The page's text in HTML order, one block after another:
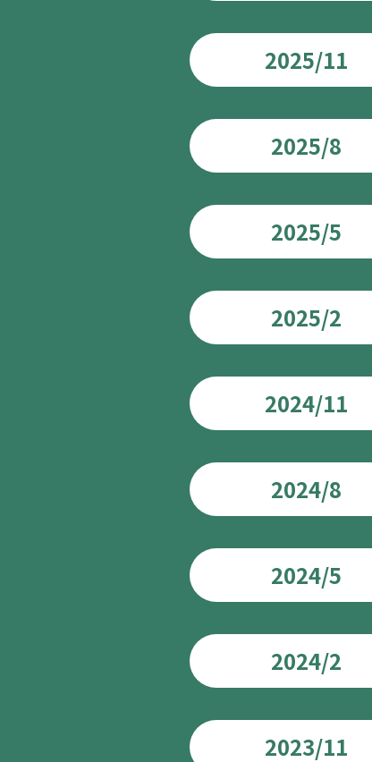
2025/11
2025/8
2025/5
2025/2
2024/11
2024/8
2024/5
2024/2
2023/11